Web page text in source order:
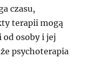
czasu,
terapii mogą
od osoby i jej
psychoterapia